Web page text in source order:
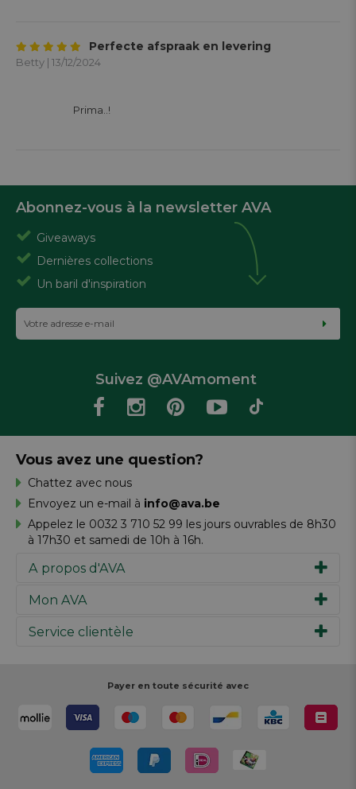
Perfecte afspraak en levering
Betty | 13/12/2024
Abonnez-vous à la newsletter AVA
Giveaways
Dernières collections
Un baril d'inspiration
Suivez @AVAmoment
A propos d'AVA
Notre histoire
Travailler chez AVA
Mon AVA
Inspiration
Réalisez votre création
Rédiger un commentaire
Service clientèle
Votre paiement
Retour
Rappels de produits
Vous avez une question?
Chattez avec nous
Envoyez un e-mail à info@ava.be
Appelez le 0032 3 710 52 99 les jours ouvrables de 8h30
à 17h30 et samedi de 10h à 16h.
Payer en toute sécurité avec